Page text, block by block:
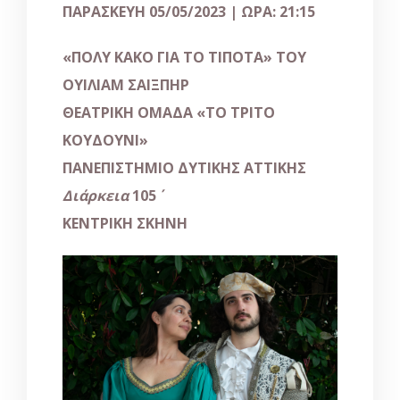
ΠΑΡΑΣΚΕΥΗ 05/05/2023 | ΩΡΑ: 21:15
«ΠΟΛΥ ΚΑΚΟ ΓΙΑ ΤΟ ΤΙΠΟΤΑ» ΤΟΥ
ΟΥΙΛΙΑΜ ΣΑΙΞΠΗΡ
ΘΕΑΤΡΙΚΗ ΟΜΑΔΑ «ΤΟ ΤΡΙΤΟ
ΚΟΥΔΟΥΝΙ»
ΠΑΝΕΠΙΣΤΗΜΙΟ ΔΥΤΙΚΗΣ ΑΤΤΙΚΗΣ
Διάρκεια105
ΚΕΝΤΡΙΚΗ ΣΚΗΝΗ